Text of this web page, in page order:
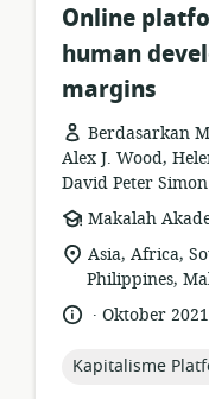
Online
human
margins
Berdasarkan
Alex J. Wood,
David Peter Simon
format
sumber
daya:
Makalah
lokasi
relevan:
Asia, Africa,
Philippines,
bahasa:
.
tanggal
Oktober 2021
topic:
Kapitalisme